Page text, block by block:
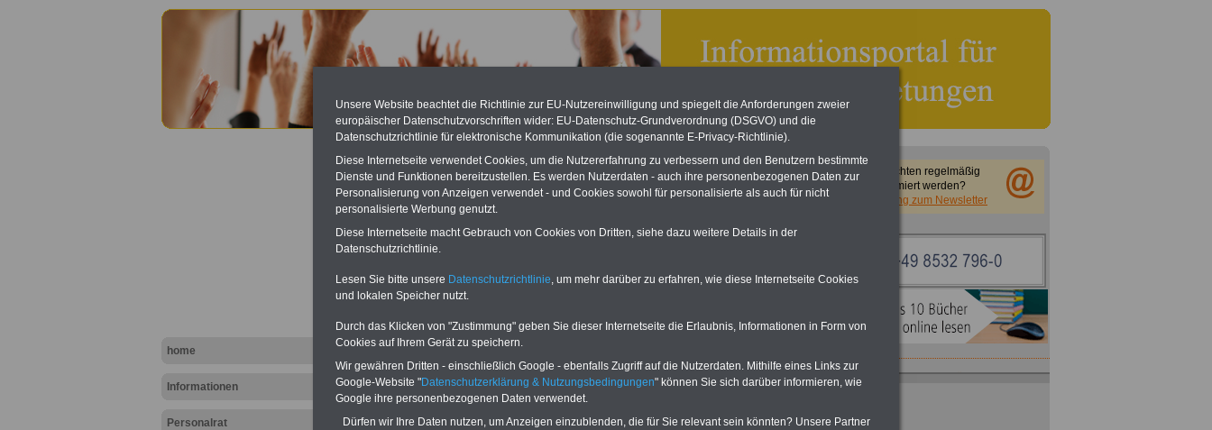
home
Informationen
Personalrat
Betriebsverfassungsgesetz (BetrVG): § 34 Sitzungsniederschrift
ÖD neu aufgelegt
Oktober 2025 neu aufgelegt. Mit
allen Entgelttabellen für
sowie den
Auszubildendenvergütungen,
Bund, Länder und Kommunen.
Sie möchten regelmäßig
informiert werden?
Anmeldung zum Newsletter
ACHTUNGNebentätigkeitsrecht:
Unsere Website beachtet die Richtlinie zur EU-Nutzereinwilligung und spiegelt die Anforderungen zweier
europäischer Datenschutzvorschriften wider: EU-Datenschutz-Grundverordnung (DSGVO) und die
Datenschutzrichtlinie für elektronische Kommunikation (die sogenannte E-Privacy-Richtlinie).
Diese Internetseite verwendet Cookies, um die Nutzererfahrung zu verbessern und den Benutzern bestimmte
Dienste und Funktionen bereitzustellen. Es werden Nutzerdaten - auch ihre personenbezogenen Daten zur
Personalisierung von Anzeigen verwendet - und Cookies sowohl für personalisierte als auch für nicht
personalisierte Werbung genutzt.
Diese Internetseite macht Gebrauch von Cookies von Dritten, siehe dazu weitere Details in der
Datenschutzrichtlinie.
Lesen Sie bitte unsere Datenschutzrichtlinie, um mehr darüber zu erfahren, wie diese Internetseite Cookies
und lokalen Speicher nutzt.
Durch das Klicken von "Zustimmung" geben Sie dieser Internetseite die Erlaubnis, Informationen in Form von
Cookies auf Ihrem Gerät zu speichern.
Wir gewähren Dritten - einschließlich Google - ebenfalls Zugriff auf die Nutzerdaten. Mithilfe eines Links zur
Google-Website "Datenschutzerklärung & Nutzungsbedingungen" können Sie sich darüber informieren, wie
Google ihre personenbezogenen Daten verwendet.
Dürfen wir Ihre Daten nutzen, um Anzeigen einzublenden, die für Sie relevant sein könnten? Unsere Partner